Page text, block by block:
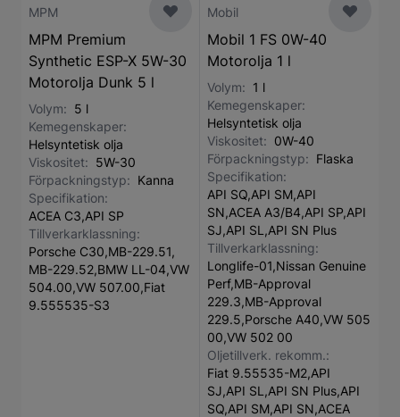
MPM
MPM Premium
Synthetic ESP-X 5W-30
Motorolja Dunk 5 l
Volym: 5 l
Kemegenskaper:
Helsyntetisk olja
Viskositet: 5W-30
Förpackningstyp: Kanna
Specifikation:
ACEA C3,API SP
Tillverkarklassning:
Porsche C30,MB-229.51,
MB-229.52,BMW LL-04,VW
504.00,VW 507.00,Fiat
9.555535-S3
Mobil
Mobil 1 FS 0W-40
Motorolja 1 l
Volym: 1 l
Kemegenskaper:
Helsyntetisk olja
Viskositet: 0W-40
Förpackningstyp: Flaska
Specifikation:
API SQ,API SM,API
SN,ACEA A3/B4,API SP,API
SJ,API SL,API SN Plus
Tillverkarklassning:
Longlife-01,Nissan Genuine
Perf,MB-Approval
229.3,MB-Approval
229.5,Porsche A40,VW 505
00,VW 502 00
Oljetillverk. rekomm.:
Fiat 9.55535-M2,API
SJ,API SL,API SN Plus,API
SQ,API SM,API SN,ACEA